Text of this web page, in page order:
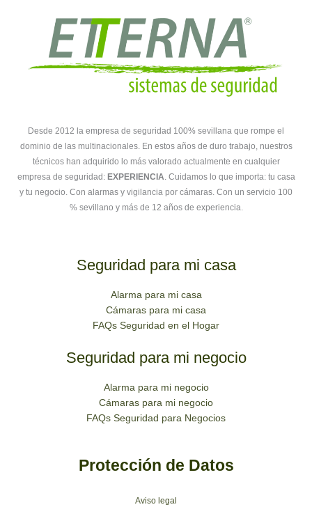
Desde 2012 la empresa de seguridad 100% sevillana que rompe el
dominio de las multinacionales. En estos años de duro trabajo, nuestros
técnicos han adquirido lo más valorado actualmente en cualquier
empresa de seguridad: EXPERIENCIA. Cuidamos lo que importa: tu casa
y tu negocio. Con alarmas y vigilancia por cámaras. Con un servicio 100
% sevillano y más de 12 años de experiencia.
Seguridad para mi casa
Alarma para mi casa
Cámaras para mi casa
FAQs Seguridad en el Hogar
Seguridad para mi negocio
Alarma para mi negocio
Cámaras para mi negocio
FAQs Seguridad para Negocios
Protección de Datos
Aviso legal